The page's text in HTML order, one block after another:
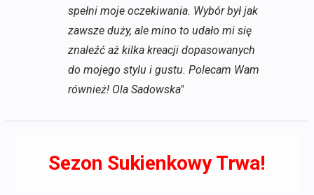
spełni moje oczekiwania. Wybór był jak
zawsze duży, ale mino to udało mi się
znaleźć aż kilka kreacji dopasowanych
do mojego stylu i gustu. Polecam Wam
również! Ola Sadowska"
Sezon Sukienkowy Trwa!